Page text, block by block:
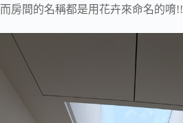
而房間的名稱都是用花卉來命名的唷!!